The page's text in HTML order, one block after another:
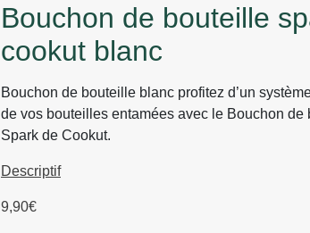
bouchon de bouteille spark de
cookut blanc
Bouchon de bouteille blanc profitez d’un
de vos bouteilles entamées avec le Bouchon
Spark de Cookut.
Descriptif
9,90€